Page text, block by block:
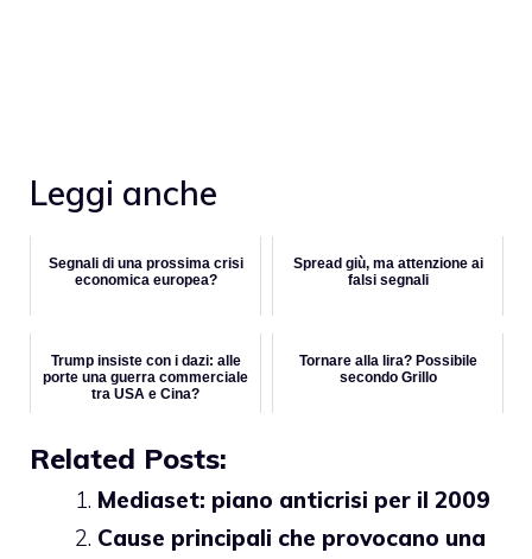
Leggi anche
Segnali di una prossima crisi
economica europea?
Spread giù, ma attenzione ai
falsi segnali
Trump insiste con i dazi: alle
porte una guerra commerciale
tra USA e Cina?
Tornare alla lira? Possibile
secondo Grillo
Related Posts:
Mediaset: piano anticrisi per il 2009
Cause principali che provocano una